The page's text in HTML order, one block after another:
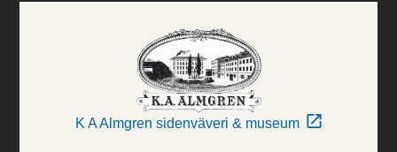
K A Almgren sidenväveri & museum